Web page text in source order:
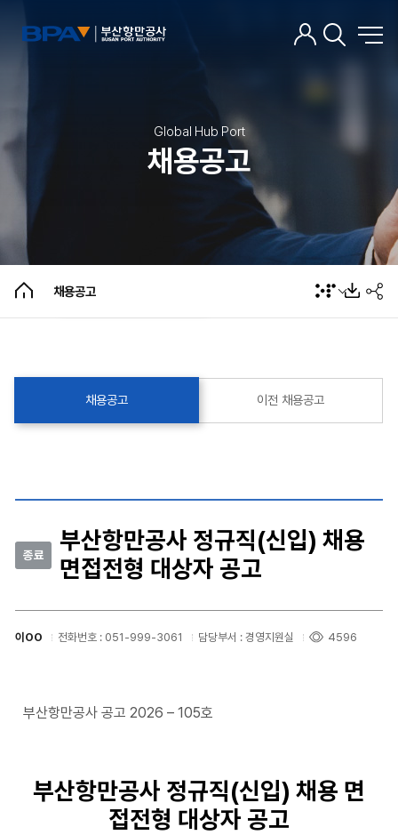
Global Hub Port
채용공고
채용공고이전 채용공고
채용공고 이전 채용공고
종료
부산항만공사 정규직(신입) 채용
면접전형 대상자 공고
이OO 전화번호 : 051-999-3061 담당부서 : 경영지원실 4596
부산항만공사 공고 2026 – 105호
부산항만공사 정규직(신입) 채용 면
접전형 대상자 공고